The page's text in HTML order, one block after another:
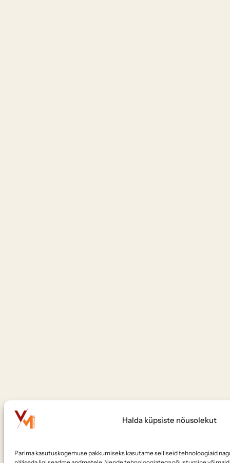
Halda küpsiste nõusolekut
Parima kasutuskogemuse pakkumiseks kasutame selliseid tehnoloogiaid